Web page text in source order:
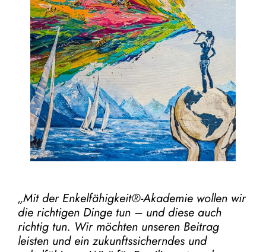
„Mit der Enkelfähigkeit®-Akademiewollen wir
die richtigen Dinge tun – und diese auch
richtig tun. Wir möchten unseren Beitrag
leisten und ein zukunftssicherndes und